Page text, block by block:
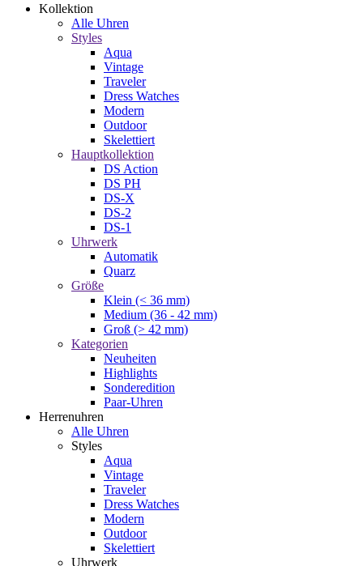
Kollektion
Alle Uhren
Styles
Aqua
Vintage
Traveler
Dress Watches
Modern
Outdoor
Skelettiert
Hauptkollektion
DS Action
DS PH
DS-X
DS-2
DS-1
Uhrwerk
Automatik
Quarz
Größe
Klein (< 36 mm)
Medium (36 - 42 mm)
Groß (> 42 mm)
Kategorien
Neuheiten
Highlights
Sonderedition
Paar-Uhren
Herrenuhren
Alle Uhren
Styles
Aqua
Vintage
Traveler
Dress Watches
Modern
Outdoor
Skelettiert
Uhrwerk